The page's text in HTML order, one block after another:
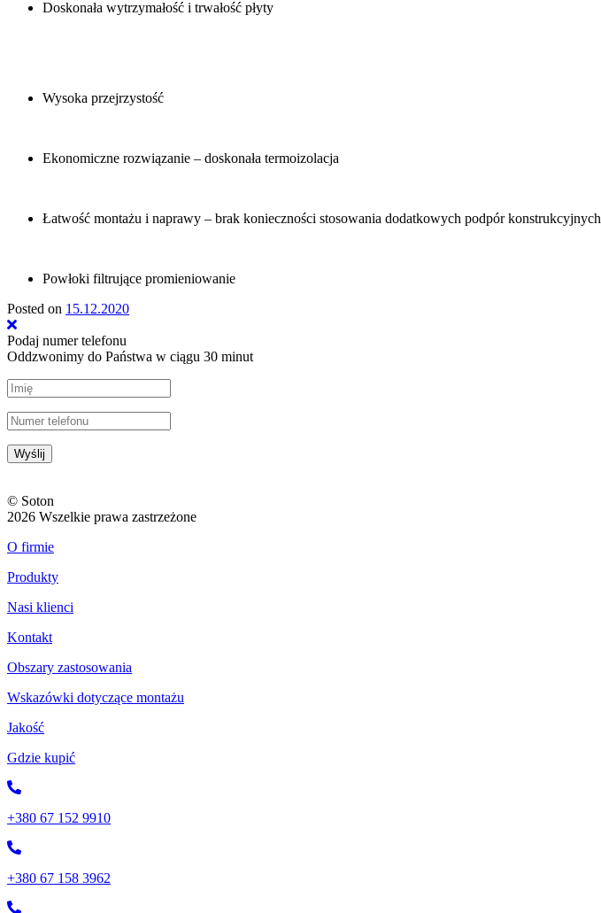
Doskonała wytrzymałość i trwałość płyty
Wysoka przejrzystość
Ekonomiczne rozwiązanie – doskonała termoizolacja
Łatwość montażu i naprawy – brak konieczności stosowania dodatkowych podpór konstrukcyjnych
Powłoki filtrujące promieniowanie
Posted on 15.12.2020
Podaj numer telefonu
Oddzwonimy do Państwa w ciągu 30 minut
© Soton
2026 Wszelkie prawa zastrzeżone
O firmie
Produkty
Nasi klienci
Kontakt
Obszary zastosowania
Wskazówki dotyczące montażu
Jakość
Gdzie kupić
+380 67 152 9910
+380 67 158 3962